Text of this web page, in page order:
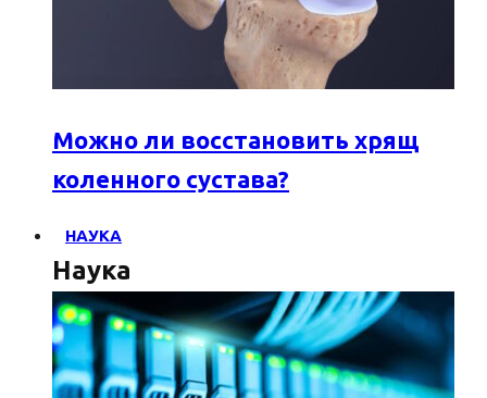
Можно ли восстановить хрящ
коленного сустава?
НАУКА
Наука